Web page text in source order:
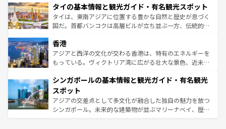
わってみてほしい。 なお、新着の韓国情報はコンテンツ一
覧 を参照してほしい。
急速な発展と共に伝統が息づく。ハノイの古い町並みやホ
ーチミン市のフランス統治時代の建物も、独特の雰囲気を
醸し出している。また、バラエティの豊かさとおいしさで
とつ。フォーやバインミー、ベトナムコーヒーなどは、ぜ
ひ現地で味わいたい。どの地域を訪れてもあたたかい人々
が旅行者を迎えてくれるので、きっと忘れられない旅にな
参照してほしい。
タイの基本情報と観光ガイド・有名観光スポット
タイは、東南アジアに位置する豊かな自然と歴史が息づく
国だ。首都バンコクは高層ビルが立ち並ぶ一方、伝統的な
の活気が交差している。北部ではチェンマイなどの山岳地
帯で自然と触れ合い、南部ではプーケットやクラビの美し
いビーチでリゾート気分を楽しむことができる。タイ料理
激する。気候は一年中温暖で、どの季節にも異なる楽しみ
が待っている。親しみやすいタイの人々、仏教を中心とし
た文化、そして多様な観光資源が、訪れる旅人を魅了し続
ける。 なお、新着のタイ情報はコンテンツ一覧を参照して
香港
アジアと西洋の文化が交わる香港は、特有のエネルギーを
もっている。ヴィクトリア湾に広がる壮大な景色、近未来
み、どこを訪れても感動するはず。観光スポットが密集し
ており、効率よく見どころを回れるのも魅力。息をのむよ
うな絶景から文化的な体験まで、香港を存分に楽しみ尽く
そう。 なお、新着の香港情報はコンテンツ一覧を参照して
シンガポールの基本情報と観光ガイド・有名観光
スポット
アジアの交差点として多文化が融合した独自の魅力を放つ
シンガポール。未来的な建築物が並ぶマリーナベイ、歴史